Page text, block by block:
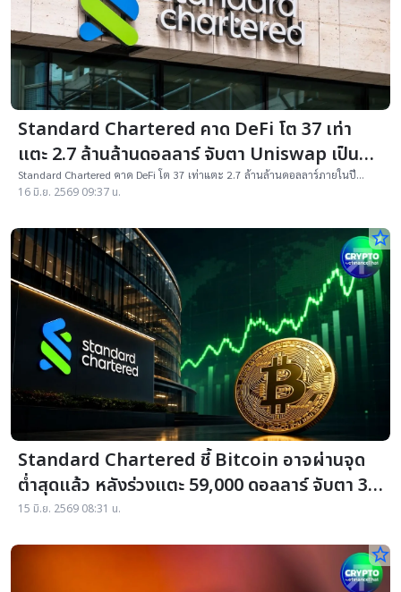
Standard Chartered คาด DeFi โต 37 เท่า
แตะ 2.7 ล้านล้านดอลลาร์ จับตา Uniswap เป็นฮับ
Tokenized Assets
Standard Chartered คาด DeFi โต 37 เท่าแตะ 2.7 ล้านล้านดอลลาร์ภายในปี
2030 หนุนโดย Tokenized Assets และ RWA
16 มิ.ย. 2569 09:37 น.
star_border
Standard Chartered ชี้ Bitcoin อาจผ่านจุด
ต่ำสุดแล้ว หลังร่วงแตะ 59,000 ดอลลาร์ จับตา 3
สัญญาณยืนยัน
15 มิ.ย. 2569 08:31 น.
star_border